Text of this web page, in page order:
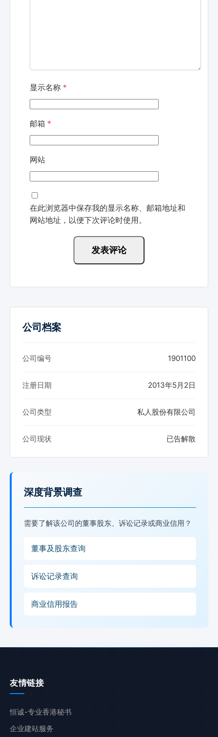
显示名称 *
邮箱 *
网站
在此浏览器中保存我的显示名称、邮箱地址和
网站地址，以便下次评论时使用。
公司档案
公司编号 1901100
注册日期 2013年5月2日
公司类型 私人股份有限公司
公司现状 已告解散
深度背景调查
需要了解该公司的董事股东、诉讼记录或商业信用？
董事及股东查询
诉讼记录查询
商业信用报告
友情链接
恒诚-专业香港秘书
企业建站服务